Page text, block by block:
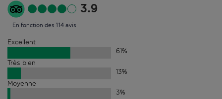
3.9
En fonction des 114 avis
Excellent
61%
Très bien
13%
Moyenne
3%